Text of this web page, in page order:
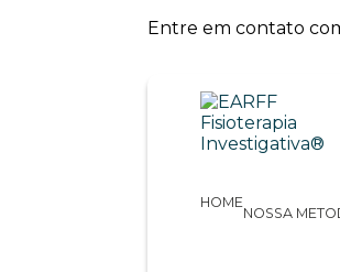
Entre em contato
HOME
NOSSA